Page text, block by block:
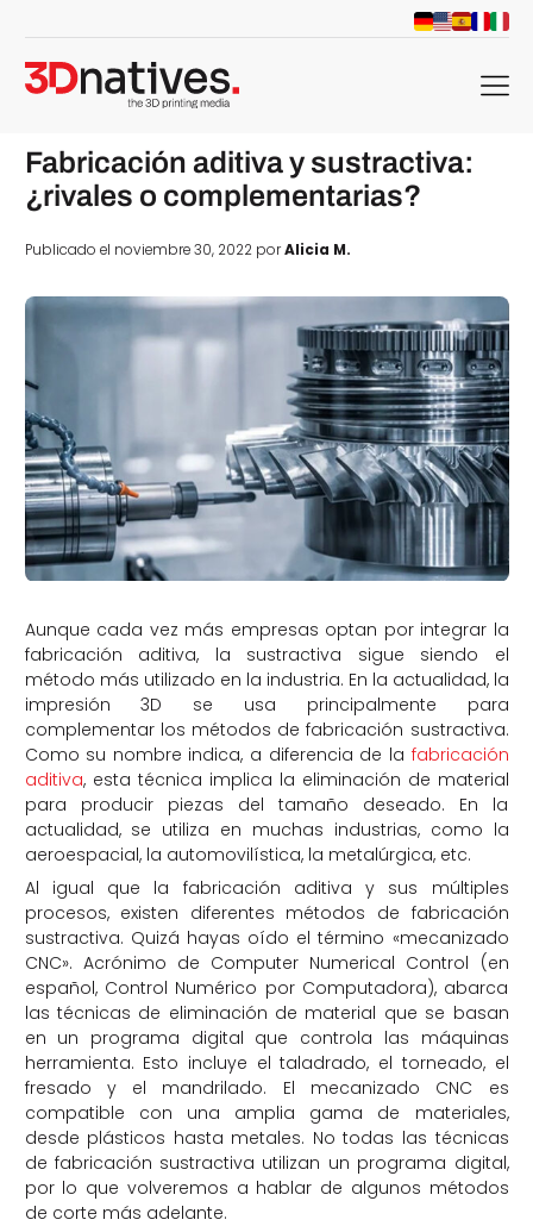
menu
Fabricación aditiva y sustractiva:
¿rivales o complementarias?
Publicado el noviembre 30, 2022 porAlicia M.
Aunque cada vez más empresas optan por integrar la
fabricación aditiva, la sustractiva sigue siendo el
método más utilizado en la industria. En la actualidad, la
impresión 3D se usa principalmente para
complementar los métodos de fabricación sustractiva.
Como su nombre indica, a diferencia de la fabricación
aditiva, esta técnica implica la eliminación de material
para producir piezas del tamaño deseado. En la
actualidad, se utiliza en muchas industrias, como la
aeroespacial, la automovilística, la metalúrgica, etc.
Al igual que la fabricación aditiva y sus múltiples
procesos, existen diferentes métodos de fabricación
sustractiva. Quizá hayas oído el término «mecanizado
CNC». Acrónimo de Computer Numerical Control (en
español, Control Numérico por Computadora), abarca
las técnicas de eliminación de material que se basan
en un programa digital que controla las máquinas
herramienta. Esto incluye el taladrado, el torneado, el
fresado y el mandrilado. El mecanizado CNC es
compatible con una amplia gama de materiales,
desde plásticos hasta metales. No todas las técnicas
de fabricación sustractiva utilizan un programa digital,
por lo que volveremos a hablar de algunos métodos
de corte más adelante.